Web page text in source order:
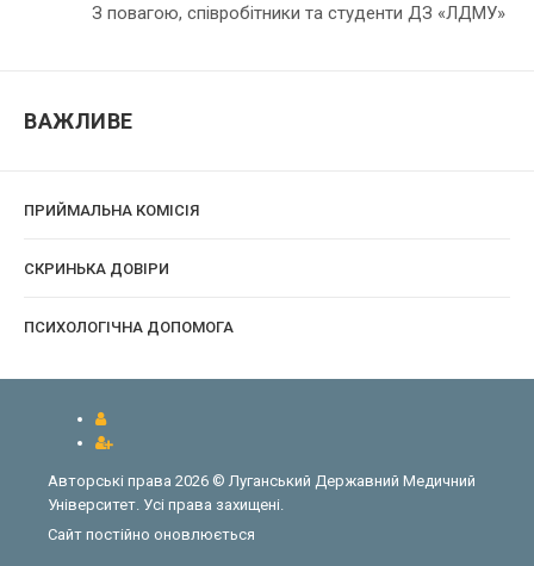
З повагою, співробітники та студенти ДЗ «ЛДМУ»
ВАЖЛИВЕ
ПРИЙМАЛЬНА КОМІСІЯ
CКРИНЬКА ДОВІРИ
ПСИХОЛОГІЧНА ДОПОМОГА
Авторські права 2026 © Луганський Державний Медичний
Університет. Усі права захищені.
Сайт постійно оновлюється